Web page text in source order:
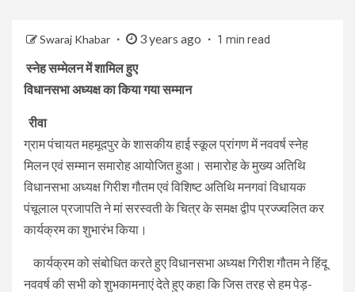
Swaraj Khabar 3 years ago 1 min read
स्नेह सम्मेलन में शामिल हुए
विधानसभा अध्यक्ष का किया गया सम्मान
रीवा
ग्राम पंचायत महमूदपुर के शासकीय हाई स्कूल प्रांगण में नववर्ष स्नेह
मिलन एवं सम्मान समारोह आयोजित हुआ। समारोह के मुख्य अतिथि
विधानसभा अध्यक्ष गिरीश गौतम एवं विशिष्ट अतिथि मनगवां विधायक
पंचूलाल प्रजापति ने मां सरस्वती के चित्र के समक्ष द्वीप प्रज्ज्वलित कर
कार्यक्रम का शुभारंभ किया।
कार्यक्रम को संबोधित करते हुए विधानसभा अध्यक्ष गिरीश गौतम ने हिंदू
नववर्ष की सभी को शुभकामनाएं देते हुए कहा कि जिस तरह से हम पेड़-